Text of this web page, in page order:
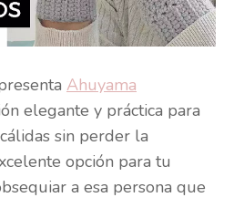
Ahuyama
elegante y práctica para
sin perder la
opción para tu
a esa persona que